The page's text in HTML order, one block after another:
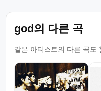
god의 다른 곡
같은 아티스트의 다른 곡도